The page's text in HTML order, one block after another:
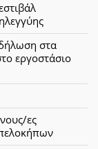
στα
εργοστάσιο
ες